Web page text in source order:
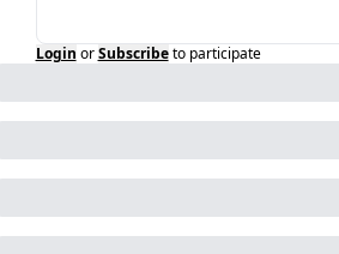
Login or Subscribe to participate